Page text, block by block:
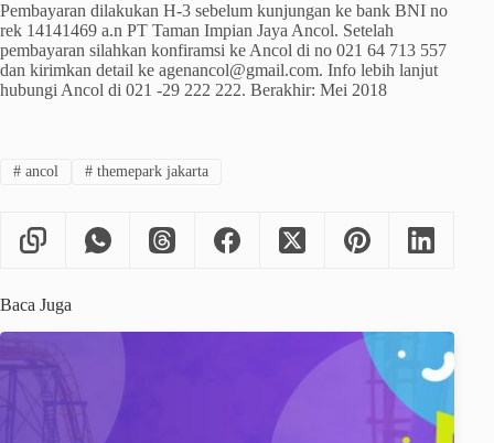
Pembayaran dilakukan H-3 sebelum kunjungan ke bank BNI no
rek 14141469 a.n PT Taman Impian Jaya Ancol. Setelah
pembayaran silahkan konfiramsi ke Ancol di no 021 64 713 557
dan kirimkan detail ke agenancol@gmail.com. Info lebih lanjut
hubungi Ancol di 021 -29 222 222. Berakhir: Mei 2018
#ancol #themepark jakarta
Baca Juga